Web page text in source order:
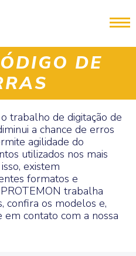
DE
trabalho de digitação de
a chance de erros
agilidade do
utilizados nos mais
existem
formatos e
trabalha
confira os modelos e,
em contato com a nossa